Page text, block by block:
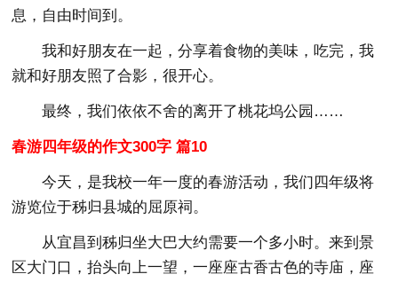
息，自由时间到。
我和好朋友在一起，分享着食物的美味，吃完，我
就和好朋友照了合影，很开心。
最终，我们依依不舍的离开了桃花坞公园……
春游四年级的作文300字 篇10
今天，是我校一年一度的春游活动，我们四年级将
游览位于秭归县城的屈原祠。
从宜昌到秭归坐大巴大约需要一个多小时。来到景
区大门口，抬头向上一望，一座座古香古色的寺庙，座